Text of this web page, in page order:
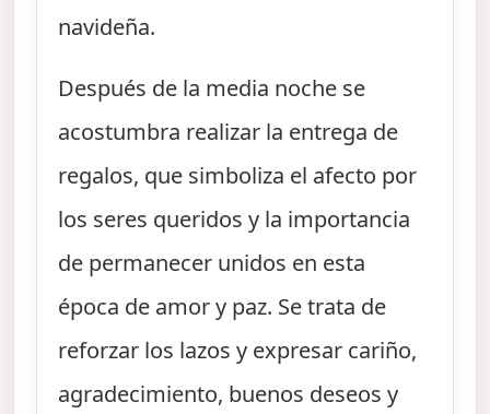
navideña.
Después de la media noche se
acostumbra realizar la entrega de
regalos, que simboliza el afecto por
los seres queridos y la importancia
de permanecer unidos en esta
época de amor y paz. Se trata de
reforzar los lazos y expresar cariño,
agradecimiento, buenos deseos y